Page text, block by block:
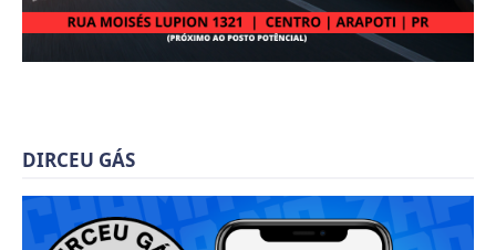
DIRCEU GÁS